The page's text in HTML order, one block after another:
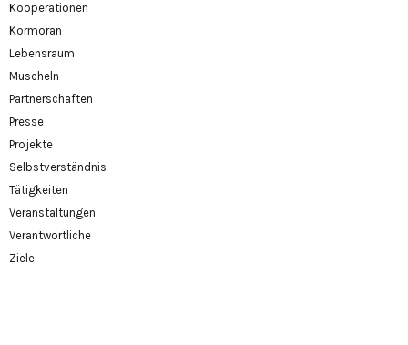
Kooperationen
Kormoran
Lebensraum
Muscheln
Partnerschaften
Presse
Projekte
Selbstverständnis
Tätigkeiten
Veranstaltungen
Verantwortliche
Ziele